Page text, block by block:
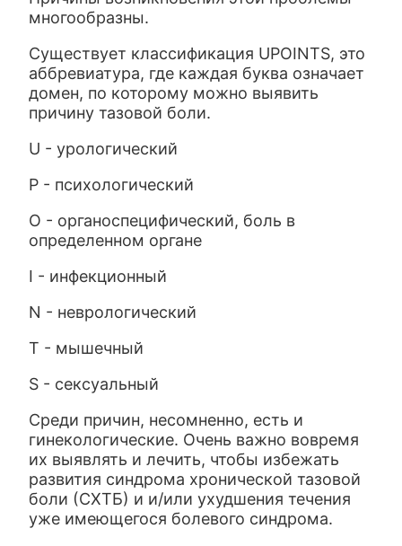
многообразны.
Существует классификация UPOINTS, это
аббревиатура, где каждая буква означает
домен, по которому можно выявить
причину тазовой боли.
U - урологический
Р - психологический
О - органоспецифический, боль в
определенном органе
I - инфекционный
N - неврологический
T - мышечный
S - сексуальный
Среди причин, несомненно, есть и
гинекологические. Очень важно вовремя
их выявлять и лечить, чтобы избежать
развития синдрома хронической тазовой
боли (СХТБ) и и/или ухудшения течения
уже имеющегося болевого синдрома.